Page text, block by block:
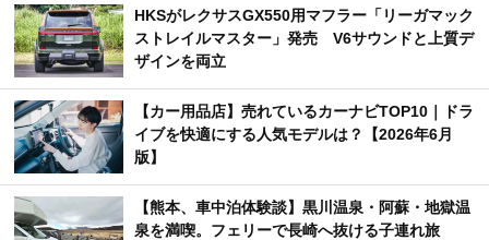
HKSがレクサスGX550用マフラー「リーガマック
ストレイルマスター」発売 V6サウンドと上質デ
ザインを両立
【カー用品店】売れているカーナビTOP10｜ドラ
イブを快適にする人気モデルは？【2026年6月
版】
【熊本、車中泊体験談】黒川温泉・阿蘇・地獄温
泉を満喫。フェリーで長崎へ抜ける子連れ旅